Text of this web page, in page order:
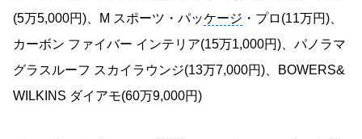
(5万5,000円)、M スポーツ・パッケージ ・プロ(11万円)、
カーボン ファイバー インテリア(15万1,000円)、パノラマ
グラスルーフ スカイラウンジ(13万7,000円)、BOWERS&
WILKINS ダイアモ(60万9,000円)